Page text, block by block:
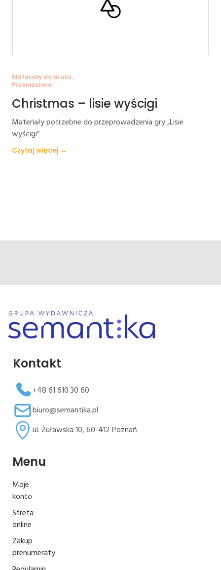
Materiały do druku ,
Przeniesione
Christmas – lisie wyścigi
Materiały potrzebne do przeprowadzenia gry „Lisie
wyścigi”
Czytaj więcej →
Kontakt
+48 61 610 30 60
biuro@semantika.pl
ul. Żuławska 10, 60-412 Poznań
Menu
Moje
konto
Strefa
online
Zakup
prenumeraty